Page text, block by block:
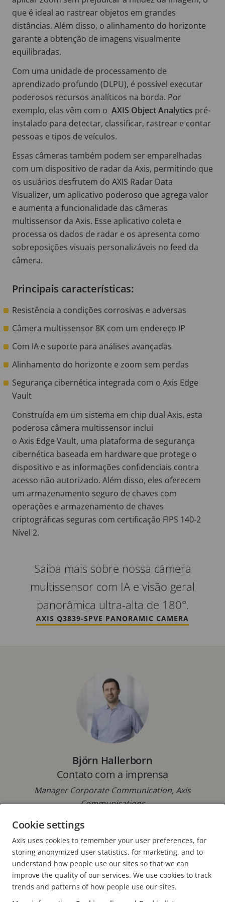
que é ideal ao rastrear objetos em grandes
distâncias. Além disso, o alinhamento do horizonte
garante a obtenção de imagens visualmente
equilibradas.
Com uma unidade de processamento de
aprendizado profundo (DLPU), é possível executar
poderosos recursos analíticos na borda. Por
exemplo, elas vêm com o AXIS Object Analytics pré-
instalado para detectar, classificar, rastrear e contar
pessoas e tipos de veículos.
Essas câmeras também podem ser emparelhadas
com um dispositivo de radar da Axis, permitindo que
os usuários desfrutem do AXIS Radar Data
Visualizer, um aplicativo poderoso que agrega valor
e aumenta a funcionalidade das câmeras
multissensor da Axis. Esse aplicativo coleta e
processa os dados de radar e os apresenta como
sobreposições visuais personalizáveis no feed da
câmera.
Principais características:
Resistência a condições corrosivas e adversas
Câmera multissensor 8K com um endereço IP
Com IA e suporte para análises avançadas
Alinhamento do horizonte e zoom sem perdas
Segurança cibernética integrada com o Axis Edge
Vault
Construída em um sistema em chip dual Axis, esta
poderosa câmera multissensor inclui
o Axis Edge Vault, uma plataforma de segurança
cibernética baseada em hardware que protege o
dispositivo e as informações confidenciais contra
acesso não autorizado. Além disso, eles oferecem
um armazenamento seguro de chaves com
operações e armazenamento de chaves
criptográficas seguras com certificação FIPS 140-2
Nível 2.
Saiba mais sobre nossa câmera
multissensor com IA e visão geral
panorâmica ultra-alta de 180°.
AXIS Q3839-SPVE PANORAMIC CAMERA
Björn Hallerborn
Contato com a imprensa
Manager Corporate Communication, Axis
Communications
Telefone: +46 46 272 18 00
Email:pressoffice@axis.com
Cookie settings
Axis uses cookies to remember your user preferences, for
storing anonymized user statistics, for marketing, and to
understand how people use our sites so that we can
improve the quality of our services. We use cookies to track
trends and patterns of how people use our sites.